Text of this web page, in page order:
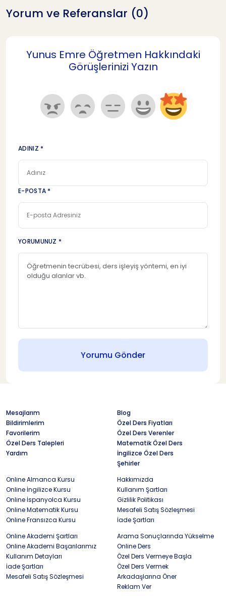
Yorum ve Referanslar (0)
Yunus Emre Öğretmen Hakkındaki
Görüşlerinizi Yazın
ADINIZ *
E-POSTA *
YORUMUNUZ *
Yorumu Gönder
Mesajlarım
Bildirimlerim
Favorilerim
Özel Ders Talepleri
Yardım
Blog
Özel Ders Fiyatları
Özel Ders Verenler
Matematik Özel Ders
İngilizce Özel Ders
Şehirler
Online Almanca Kursu
Online İngilizce Kursu
Online İspanyolca Kursu
Online Matematik Kursu
Online Fransızca Kursu
Hakkımızda
Kullanım Şartları
Gizlilik Politikası
Mesafeli Satış Sözleşmesi
İade Şartları
Online Akademi Şartları
Online Akademi Başarılarımız
Kullanım Detayları
İade Şartları
Mesafeli Satış Sözleşmesi
Arama Sonuçlarında Yükselme
Online Ders
Özel Ders Vermeye Başla
Özel Ders Vermek
Arkadaşlarına Öner
Reklam Ver